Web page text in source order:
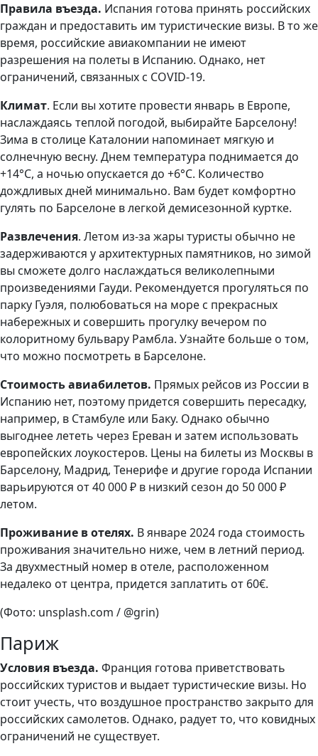
Правила въезда. Испания готова принять российских
граждан и предоставить им туристические визы. В то же
время, российские авиакомпании не имеют
разрешения на полеты в Испанию. Однако, нет
ограничений, связанных с COVID-19.
Климат. Если вы хотите провести январь в Европе,
наслаждаясь теплой погодой, выбирайте Барселону!
Зима в столице Каталонии напоминает мягкую и
солнечную весну. Днем температура поднимается до
+14°C, а ночью опускается до +6°C. Количество
дождливых дней минимально. Вам будет комфортно
гулять по Барселоне в легкой демисезонной куртке.
Развлечения. Летом из-за жары туристы обычно не
задерживаются у архитектурных памятников, но зимой
вы сможете долго наслаждаться великолепными
произведениями Гауди. Рекомендуется прогуляться по
парку Гуэля, полюбоваться на море с прекрасных
набережных и совершить прогулку вечером по
колоритному бульвару Рамбла. Узнайте больше о том,
что можно посмотреть в Барселоне.
Стоимость авиабилетов. Прямых рейсов из России в
Испанию нет, поэтому придется совершить пересадку,
например, в Стамбуле или Баку. Однако обычно
выгоднее лететь через Ереван и затем использовать
европейских лоукостеров. Цены на билеты из Москвы в
Барселону, Мадрид, Тенерифе и другие города Испании
варьируются от 40 000 ₽ в низкий сезон до 50 000 ₽
летом.
Проживание в отелях. В январе 2024 года стоимость
проживания значительно ниже, чем в летний период.
За двухместный номер в отеле, расположенном
недалеко от центра, придется заплатить от 60€.
(Фото: unsplash.com / @grin)
Париж
Условия въезда. Франция готова приветствовать
российских туристов и выдает туристические визы. Но
стоит учесть, что воздушное пространство закрыто для
российских самолетов. Однако, радует то, что ковидных
ограничений не существует.